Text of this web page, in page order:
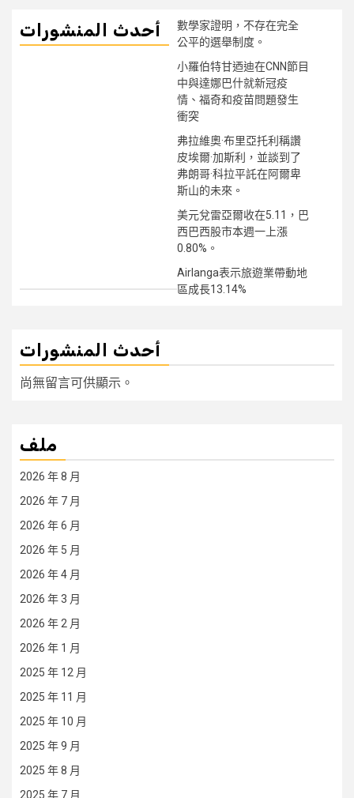
أحدث المنشورات
數學家證明，不存在完全
公平的選舉制度。
小羅伯特甘迺迪在CNN節目
中與達娜巴什就新冠疫
情、福奇和疫苗問題發生
衝突
弗拉維奧·布里亞托利稱讚
皮埃爾·加斯利，並談到了
弗朗哥·科拉平託在阿爾卑
斯山的未來。
美元兌雷亞爾收在5.11，巴
西巴西股市本週一上漲
0.80%。
Airlanga表示旅遊業帶動地
區成長13.14%
أحدث المنشورات
尚無留言可供顯示。
ملف
2026 年 8 月
2026 年 7 月
2026 年 6 月
2026 年 5 月
2026 年 4 月
2026 年 3 月
2026 年 2 月
2026 年 1 月
2025 年 12 月
2025 年 11 月
2025 年 10 月
2025 年 9 月
2025 年 8 月
2025 年 7 月